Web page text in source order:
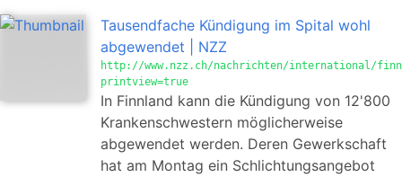
Tausendfache Kündigung im Spital wohl
abgewendet | NZZ
http://www.nzz.ch/nachrichten/international/
printview=true
In Finnland kann die Kündigung von 12'800
Krankenschwestern möglicherweise
abgewendet werden. Deren Gewerkschaft
hat am Montag ein Schlichtungsangebot